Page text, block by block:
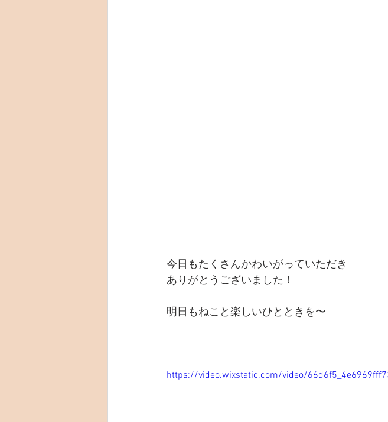
今日もたくさんかわいがっていただき
ありがとうございました！
明日もねこと楽しいひとときを〜
https://video.wixstatic.com/video/